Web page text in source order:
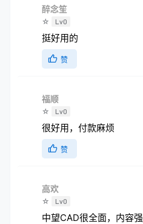
醉念笙
☆ Lv0
挺好用的
赞
福顺
☆ Lv0
很好用，付款麻烦
赞
高欢
☆ Lv0
中望CAD很全面，内容